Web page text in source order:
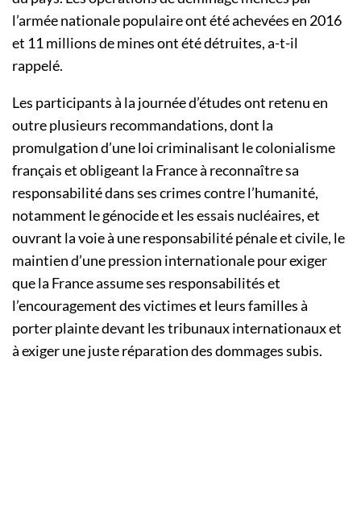
l’armée nationale populaire ont été achevées en 2016
et 11 millions de mines ont été détruites, a-t-il
rappelé.
Les participants à la journée d’études ont retenu en
outre plusieurs recommandations, dont la
promulgation d’une loi criminalisant le colonialisme
français et obligeant la France à reconnaître sa
responsabilité dans ses crimes contre l’humanité,
notamment le génocide et les essais nucléaires, et
ouvrant la voie à une responsabilité pénale et civile, le
maintien d’une pression internationale pour exiger
que la France assume ses responsabilités et
l’encouragement des victimes et leurs familles à
porter plainte devant les tribunaux internationaux et
à exiger une juste réparation des dommages subis.